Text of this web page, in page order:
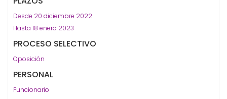
Desde 20 diciembre 2022
Hasta 18 enero 2023
PROCESO SELECTIVO
Oposición
PERSONAL
Funcionario